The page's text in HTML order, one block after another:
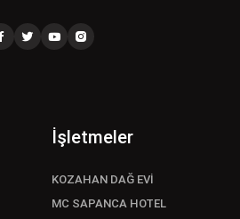
İşletmeler
KOZAHAN DAĞ EVİ
MC SAPANCA HOTEL